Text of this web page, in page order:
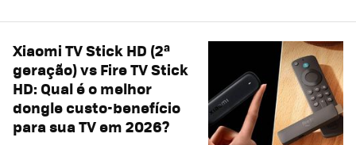
Xiaomi TV Stick HD (2ª
geração) vs Fire TV Stick
HD: Qual é o melhor
dongle custo-benefício
para sua TV em 2026?